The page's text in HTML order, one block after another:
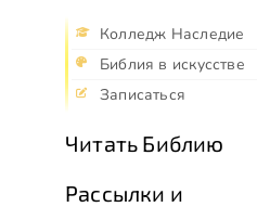
Колледж Наследие
Библия в искусстве
Записаться
Читать Библию
Рассылки и